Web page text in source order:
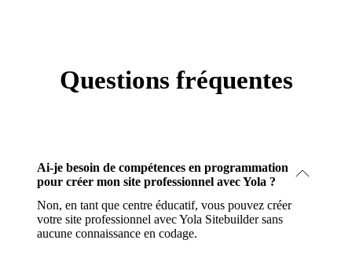
Questions fréquentes
Ai-je besoin de compétences en programmation
pour créer mon site professionnel avec Yola ?
Non, en tant que centre éducatif, vous pouvez créer
votre site professionnel avec Yola Sitebuilder sans
aucune connaissance en codage.